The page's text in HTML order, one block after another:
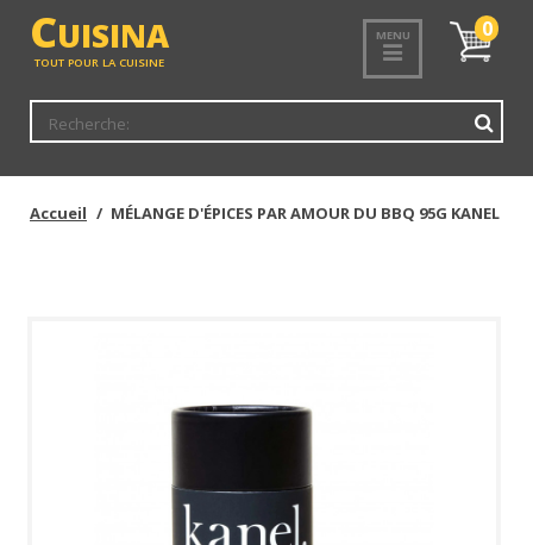
CUISINA
TOUT POUR LA CUISINE
MENU
Mon
panier
0
Accueil MÉLANGE D'ÉPICES PAR AMOUR DU BBQ 95G KANEL